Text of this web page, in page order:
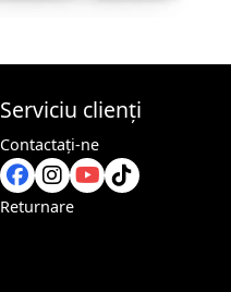
Serviciu clienți
Contactaţi-ne
Returnare